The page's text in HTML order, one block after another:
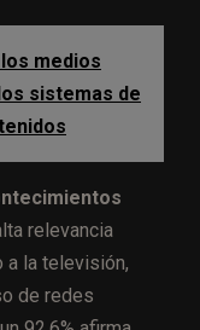
los medios
sistemas de
relevancia
a la televisión,
de redes